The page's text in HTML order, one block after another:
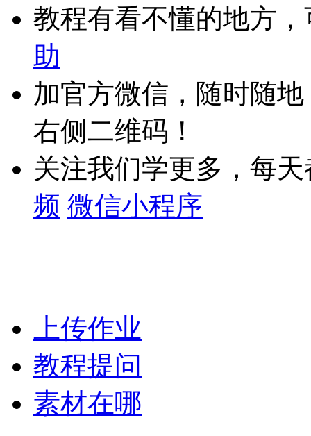
教程有看不懂的地方
助
加官方微信，随时随
右侧二维码！
关注我们学更多，每
频 微信小程序
上传作业
教程提问
素材在哪